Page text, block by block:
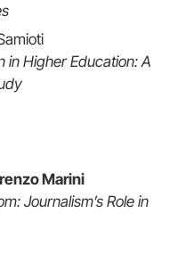
in Higher Education: A
Marini
Journalism’s Role in